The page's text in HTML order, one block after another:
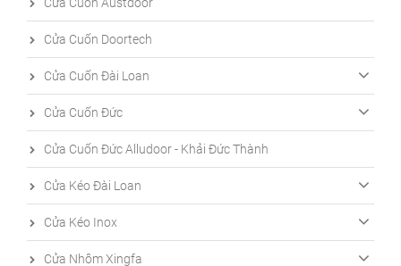
Cửa Cuốn Doortech
Cửa Cuốn Đài Loan
Cửa Cuốn Đức
Cửa Cuốn Đức Alludoor - Khải Đức Thành
Cửa Kéo Đài Loan
Cửa Kéo Inox
Cửa Nhôm Xingfa